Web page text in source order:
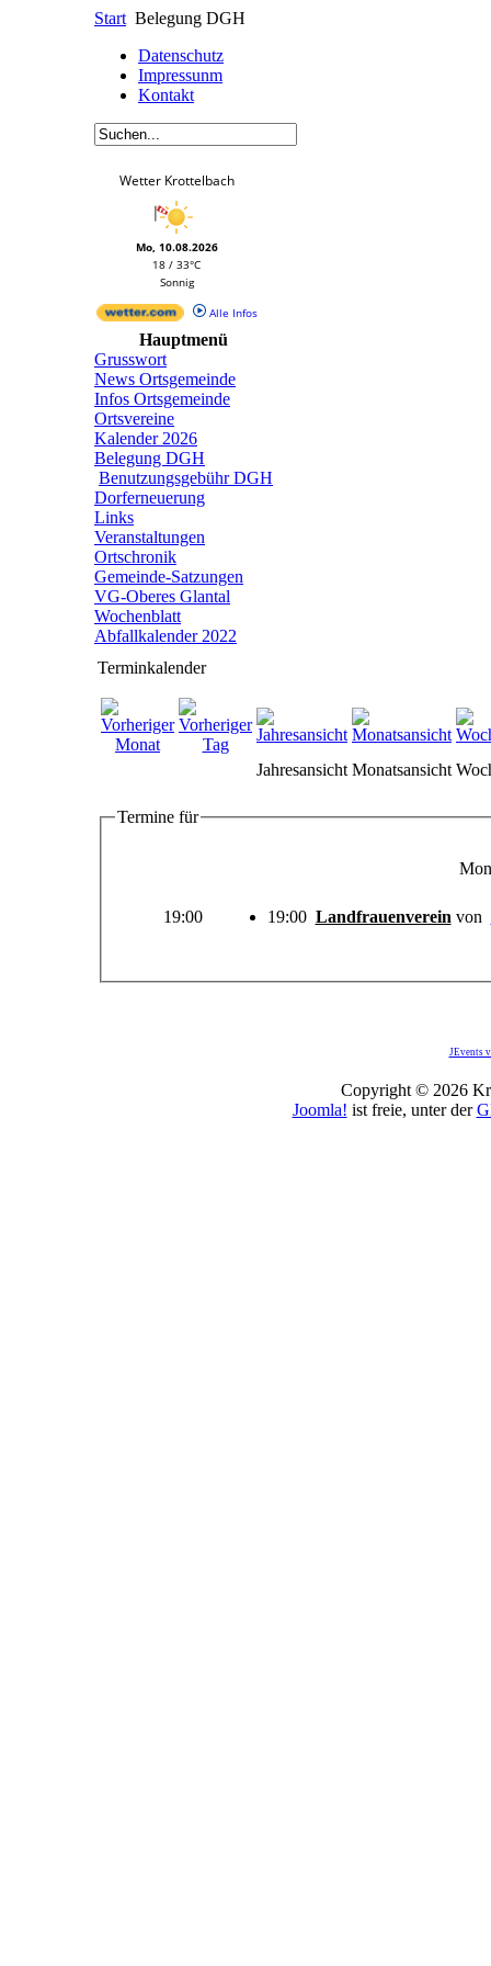
Start Belegung DGH
Datenschutz
Impressunm
Kontakt
Wetter Krottelbach
Mo, 10.08.2026
18 / 33°C
Sonnig
Alle Infos
Hauptmenü
Grusswort
News Ortsgemeinde
Infos Ortsgemeinde
Ortsvereine
Kalender 2026
Belegung DGH
Benutzungsgebühr DGH
Dorferneuerung
Links
Veranstaltungen
Ortschronik
Gemeinde-Satzungen
VG-Oberes Glantal
Wochenblatt
Abfallkalender 2022
Terminkalender
Jahresansicht Monatsansicht
Termine für
19:00 19:00 Landfrauenverein von
JEvents
Copyright © 2026
Joomla! ist freie, unter der